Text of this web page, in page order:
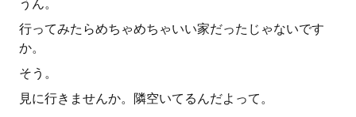
うん。
行ってみたらめちゃめちゃいい家だったじゃないです
か。
そう。
見に行きませんか。隣空いてるんだよって。